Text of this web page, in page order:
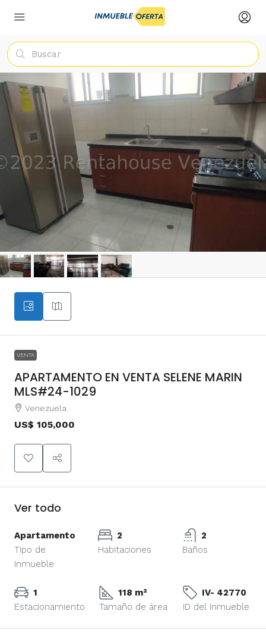
VENTA
APARTAMENTO EN VENTA SELENE MARIN
MLS#24-1029
Venezuela
US$ 105,000
Ver todo
Apartamento
Tipo de
Inmueble
2
Habitaciones
2
Baños
1
Estacionamiento
118 m²
Tamaño de área
IV- 42770
ID del Inmueble